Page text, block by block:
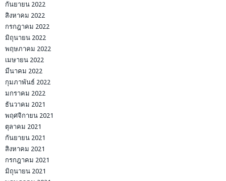
กันยายน 2022
สิงหาคม 2022
กรกฎาคม 2022
มิถุนายน 2022
พฤษภาคม 2022
เมษายน 2022
มีนาคม 2022
กุมภาพันธ์ 2022
มกราคม 2022
ธันวาคม 2021
พฤศจิกายน 2021
ตุลาคม 2021
กันยายน 2021
สิงหาคม 2021
กรกฎาคม 2021
มิถุนายน 2021